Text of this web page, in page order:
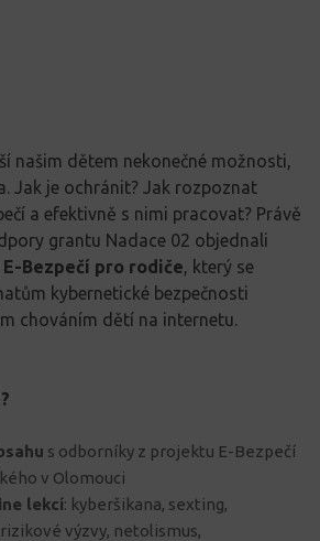
našim dětem nekonečné možnosti,
Jak je ochránit? Jak rozpoznat
a efektivně s nimi pracovat? Právě
grantu Nadace 02 objednali
Bezpečí pro rodiče , který se
kybernetické bezpečnosti
chováním dětí na internetu.
s odborníky z projektu E-Bezpečí
v Olomouci
lekcí: kyberšikana, sexting,
výzvy, netolismus,